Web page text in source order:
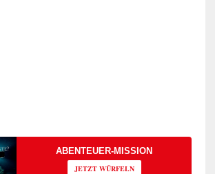
ABENTEUER-MISSION
JETZT WÜRFELN